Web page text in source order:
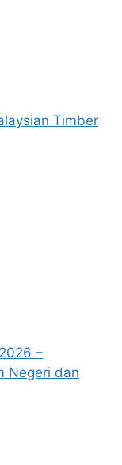
Timber
–
Negeri dan